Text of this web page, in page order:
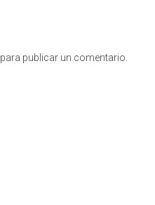
para publicar un comentario.